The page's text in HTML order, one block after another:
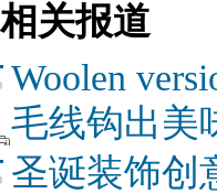
相关报道
Woolen
毛线钩出美
圣诞装饰创